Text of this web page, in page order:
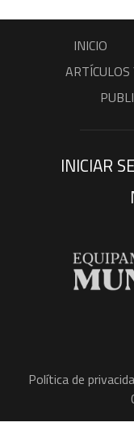
INICIO
ARTÍCULOS
INICIAR
Política de